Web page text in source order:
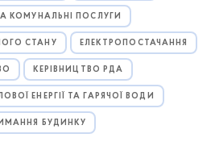
КОМУНАЛЬНІ ПОСЛУГИ
СТАНУ ЕЛЕКТРОПОСТАЧАННЯ
КЕРІВНИЦТВО РДА
ЕНЕРГІЇ ТА ГАРЯЧОЇ ВОДИ
БУДИНКУ